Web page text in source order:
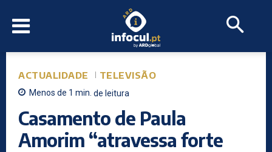
ACTUALIDADE TELEVISÃO
Menos de 1 min. de leitura
Casamento de Paula
Amorim “atravessa forte